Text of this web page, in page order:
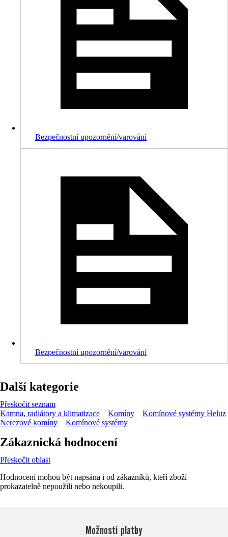
Bezpečnostní upozornění/varování
Bezpečnostní upozornění/varování
Další kategorie
Přeskočit seznam
Kamna, radiátory a klimatizace
Komíny
Komínové systémy Heluz
Nerezové komíny
Komínové systémy
Zákaznická hodnocení
Přeskočit oblast
Hodnocení mohou být napsána i od zákazníků, kteří zboží
prokazatelně nepoužili nebo nekoupili.
Možnosti platby